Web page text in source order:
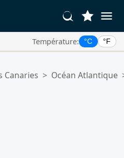
Température: °C °F
Canaries > Océan Atlantique